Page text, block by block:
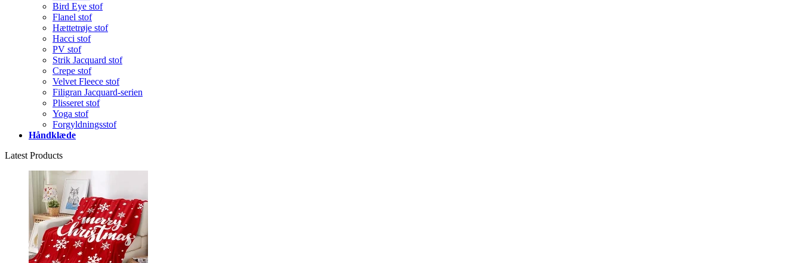
Bird Eye stof
Flanel stof
Hættetrøje stof
Hacci stof
PV stof
Strik Jacquard stof
Crepe stof
Velvet Fleece stof
Filigran Jacquard-serien
Plisseret stof
Yoga stof
Forgyldningsstof
Håndklæde
Latest Products